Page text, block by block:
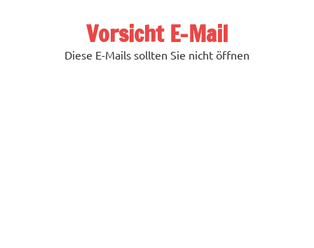
Vorsicht E-Mail
Diese E-Mails sollten Sie nicht öffnen